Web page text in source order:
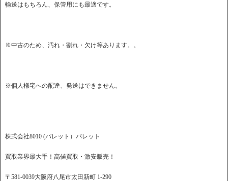
輸送はもちろん、保管用にも最適です。
※中古のため、汚れ・割れ・欠け等あります。。
※個人様宅への配達、発送はできません。
株式会社8010 (パレット）パレット
買取業界最大手！高値買取・激安販売！
〒581-0039大阪府八尾市太田新町 1-290